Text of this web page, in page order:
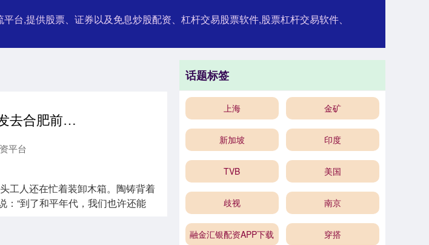
台,提供股票、证券以及免息炒股配资、杠杆交易股票软件,股票杠杆交易软件、
点点牛配资官网 1968年，陶铸出发去合肥前，坚定告诉曾志：你千万不要陪我去
平台
工人还在忙着装卸木箱。陶铸背着
：“到了和平年代，我们也许还能
话题标签
上海 金矿
新加坡 印度
TVB 美国
歧视 南京
融金汇银配资APP下载 穿搭